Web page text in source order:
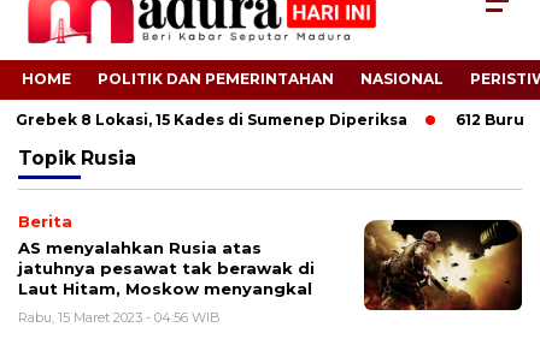
HOME POLITIK DAN PEMERINTAHAN NASIONAL
8 Lokasi, 15 Kades di Sumenep Diperiksa 612 Buruh
Topik Rusia
Berita
AS menyalahkan Rusia atas
jatuhnya pesawat tak berawak di
Laut Hitam, Moskow menyangkal
Rabu, 15 Maret 2023 - 04:56 WIB